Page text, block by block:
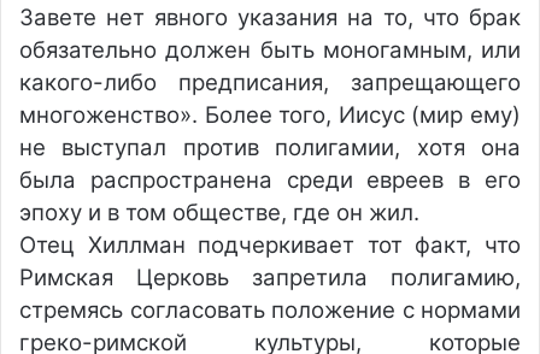
Завете нет явного указания на то, что брак
обязательно должен быть моногамным, или
какого-либо предписания, запрещающего
многоженство». Более того, Иисус (мир ему)
не выступал против полигамии, хотя она
была распространена среди евреев в его
эпоху и в том обществе, где он жил.
Отец Хиллман подчеркивает тот факт, что
Римская Церковь запретила полигамию,
стремясь согласовать положение с нормами
греко-римской культуры, которые